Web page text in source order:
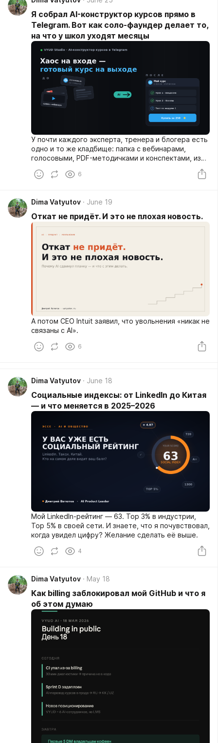
Я собрал AI-конструктор курсов прямо в
Telegram. Вот как соло-фаундер делает то,
на что у школ уходят месяцы
У почти каждого эксперта, тренера и блогера есть
одно и то же кладбище: папка с вебинарами,
голосовыми, PDF-методичками и конспектами, из
будет. Потому что между «у меня есть знания» и «у
программу, нарезать на уроки, придумать тесты,
собрать всё на платформе, настроить оплату,
доступы, воронку.
6
Dima Vatyutov June 19
Откат не придёт. И это не плохая новость.
А потом CEO Intuit заявил, что увольнения «никак не
связаны с AI».
6
Dima Vatyutov June 18
Социальные индексы: от LinkedIn до Китая
— и что меняется в 2025–2026
Мой LinkedIn-рейтинг — 63. Top 3% в индустрии,
Top 5% в своей сети. И знаете, что я почувствовал,
когда увидел цифру? Желание сделать её выше.
4
Dima Vatyutov May 18
Как billing заблокировал мой GitHub и что я
об этом думаю